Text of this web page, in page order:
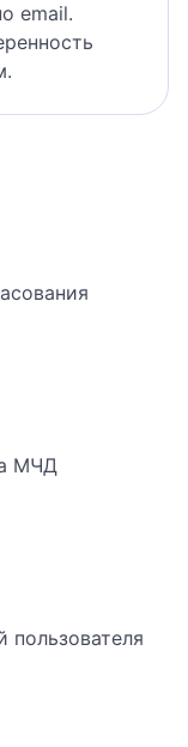
email.
МЧД
пользователя